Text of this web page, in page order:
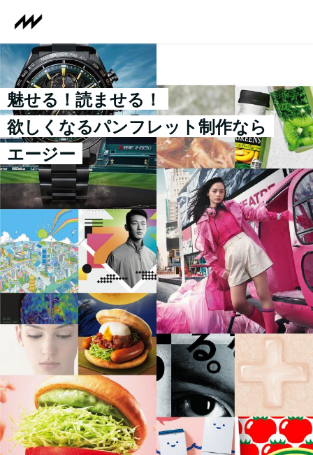
魅せる！読ませる！
欲しくなるパンフレット制作なら
エージー